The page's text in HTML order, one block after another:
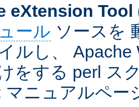
eXtension Tool
ール ソースを
ルし、
をする perl ス
マニュアルペー